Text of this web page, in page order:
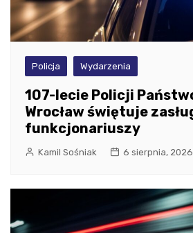
Policja Wydarzenia
107-lecie Policji
Wrocław świętuje
funkcjonariuszy
Kamil Sośniak 6 sierpnia, 2026